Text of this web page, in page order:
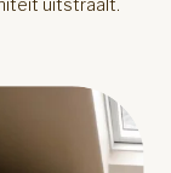
uitstraalt.